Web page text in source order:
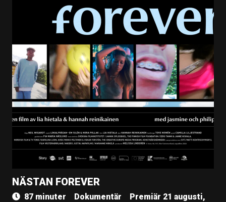
NÄSTAN FOREVER
87 minuter Dokumentär
Premiär 21 augusti,